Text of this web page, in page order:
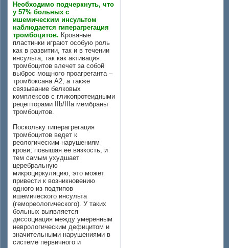
Необходимо подчеркнуть, что
у 57% больных с
ишемическим инсультом
наблюдается гиперагрегация
тромбоцитов. Кровяные
пластинки играют особую роль
как в развитии, так и в течении
инсульта, так как активация
тромбоцитов влечет за собой
выброс мощного проагреганта –
тромбоксана А2, а также
связывание белковых
комплексов с гликопротеидными
рецепторами IIb/IIIa мембраны
тромбоцитов.
Поскольку гиперагрегация
тромбоцитов ведет к
реологическим нарушениям
крови, повышая ее вязкость, и
тем самым ухудшает
церебральную
микроциркуляцию, это может
привести к возникновению
одного из подтипов
ишемического инсульта
(гемореологического). У таких
больных выявляется
диссоциация между умеренным
неврологическим дефицитом и
значительными нарушениями в
системе первичного и